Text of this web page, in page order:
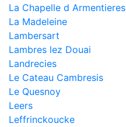
La Chapelle d Armentieres
La Madeleine
Lambersart
Lambres lez Douai
Landrecies
Le Cateau Cambresis
Le Quesnoy
Leers
Leffrinckoucke